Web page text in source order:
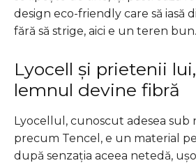
design eco-friendly care să iasă
fără să strige, aici e un teren bun.
Lyocell și prietenii
lemnul devine fibră
Lyocellul, cunoscut adesea sub
precum Tencel, e un material
după senzația aceea netedă,